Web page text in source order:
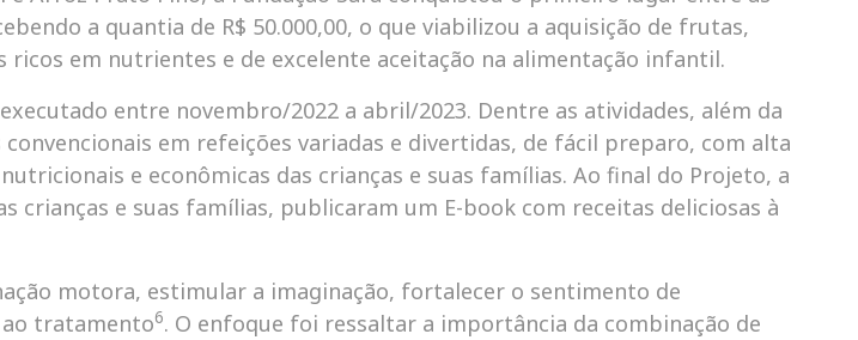
a quantia de R$ 50.000,00, o que viabilizou a aquisição de frutas,
em nutrientes e de excelente aceitação na alimentação infantil.
entre novembro/2022 a abril/2023. Dentre as atividades, além da
em refeições variadas e divertidas, de fácil preparo, com alta
e econômicas das crianças e suas famílias. Ao final do Projeto, a
crianças e suas famílias, publicaram um E-book com receitas deliciosas à
motora, estimular a imaginação, fortalecer o sentimento de
tratamento6. O enfoque foi ressaltar a importância da combinação de